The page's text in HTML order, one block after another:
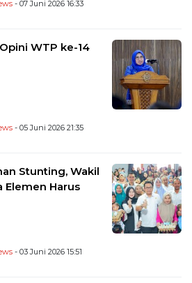
- 07 Juni 2026 16:33
WTP ke-14
- 05 Juni 2026 21:35
Stunting, Wakil
Elemen Harus
- 03 Juni 2026 15:51